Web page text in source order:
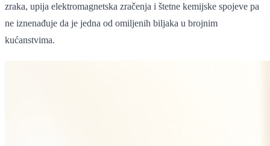
zraka, upija elektromagnetska zračenja i štetne kemijske spojeve pa
ne iznenađuje da je jedna od omiljenih biljaka u brojnim
kućanstvima.